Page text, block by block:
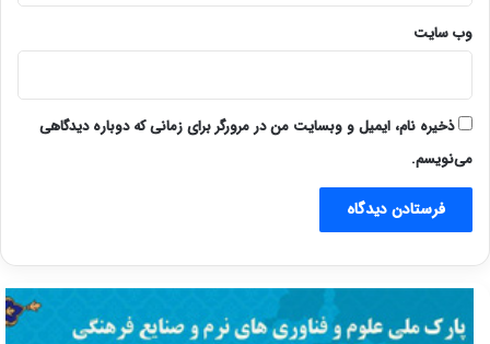
وب‌ سایت
ذخیره نام، ایمیل و وبسایت من در مرورگر برای زمانی که دوباره دیدگاهی
می‌نویسم.